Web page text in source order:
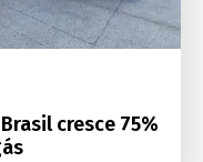
cresce 75%